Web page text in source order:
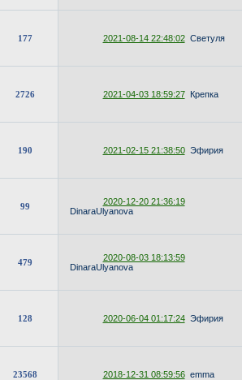
177 2021-08-14 22:48:02 Светуля
2726 2021-04-03 18:59:27 Крепка
190 2021-02-15 21:38:50 Эфирия
99
2020-12-20 21:36:19
DinaraUlyanova
479
2020-08-03 18:13:59
DinaraUlyanova
128 2020-06-04 01:17:24 Эфирия
23568 2018-12-31 08:59:56 emma